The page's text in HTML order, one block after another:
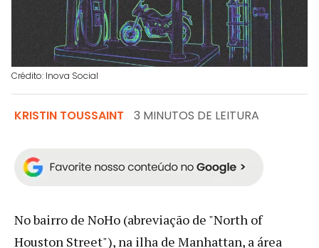
Crédito: Inova Social
KRISTIN TOUSSAINT 3 MINUTOS DE LEITURA
No bairro de NoHo (abreviação de "North of
Houston Street"), na ilha de Manhattan, a área